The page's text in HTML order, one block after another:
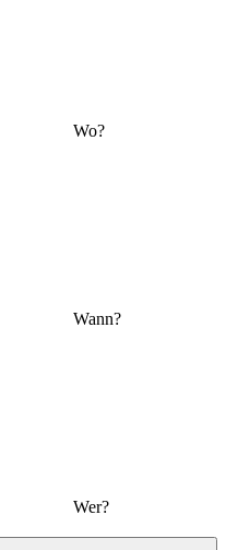
Wo?
Wann?
Wer?